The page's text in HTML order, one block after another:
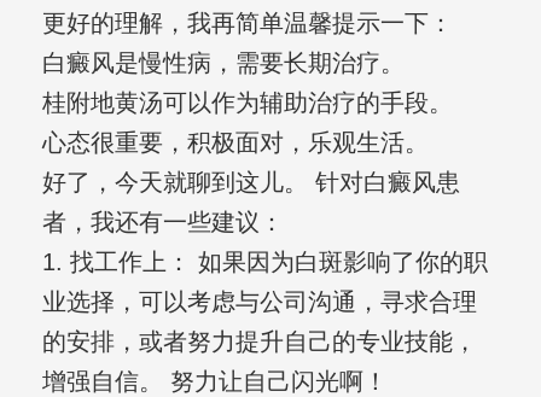
更好的理解，我再简单温馨提示一下：
白癜风是慢性病，需要长期治疗。
桂附地黄汤可以作为辅助治疗的手段。
心态很重要，积极面对，乐观生活。
好了，今天就聊到这儿。 针对白癜风患
者，我还有一些建议：
1. 找工作上： 如果因为白斑影响了你的职
业选择，可以考虑与公司沟通，寻求合理
的安排，或者努力提升自己的专业技能，
增强自信。 努力让自己闪光啊！